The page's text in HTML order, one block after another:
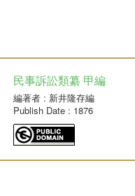
民事訴訟類纂 甲編
編著者 : 新井隆存編
Publish Date : 1876